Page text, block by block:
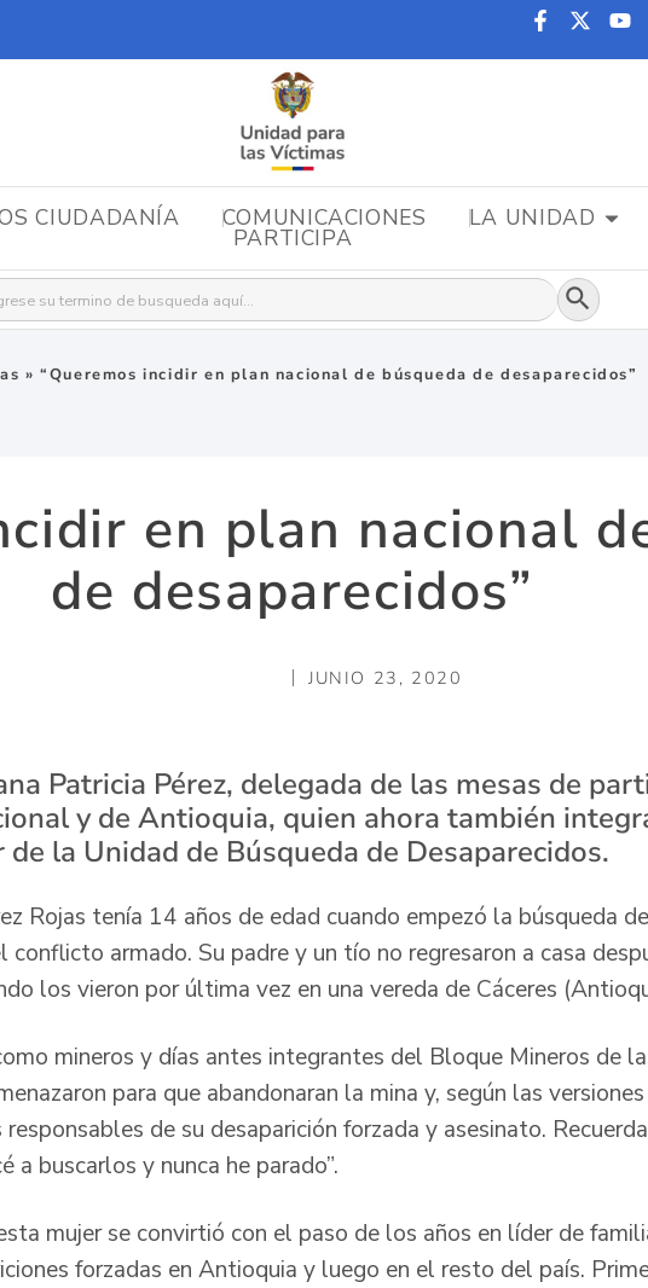
CIUDADANÍA COMUNICACIONES LA UNIDAD
PARTICIPA
Botón
»“Queremos incidir en plan nacional de búsqueda de desaparecidos”
en plan nacional
de desaparecidos”
JUNIO 23, 2020
Patricia Pérez, delegada de las mesas de
y de Antioquia, quien ahora también
de la Unidad de Búsqueda de Desaparecidos.
Rojas tenía 14 años de edad cuando empezó la búsqueda de
conflicto armado. Su padre y un tío no regresaron a casa
los vieron por última vez en una vereda de Cáceres
mineros y días antes integrantes del Bloque Mineros de
para que abandonaran la mina y, según las
de su desaparición forzada y asesinato.
a buscarlos y nunca he parado”.
mujer se convirtió con el paso de los años en líder de
forzadas en Antioquia y luego en el resto del país.